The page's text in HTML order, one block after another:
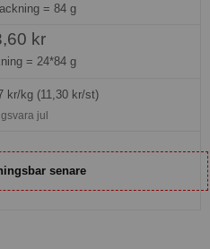
= 84 g
kr
= 24*84 g
kr/kg (11,30 kr/st)
jul
senare